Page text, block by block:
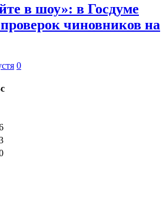
в шоу»: в Госдуме
чиновников на
0